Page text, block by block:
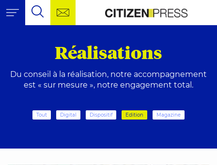
Aller au contenu
Outils de navigation
Recherche
Contactez-nous !
Citizen
Citizen Press, agence
Réalisations
Du conseil à la réalisation, notre accompagnement
est « sur mesure », notre engagement total.
Tout Digital Dispositif Edition Magazine